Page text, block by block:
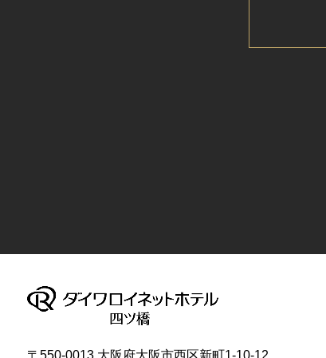
〒550-0013 大阪府大阪市西区新町1-10-12